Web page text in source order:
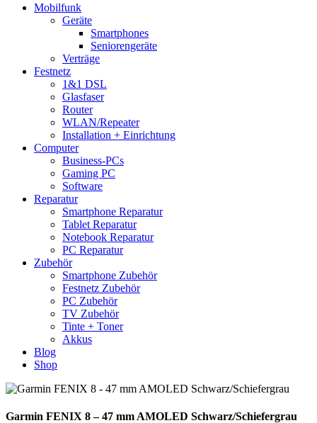
Mobilfunk
Geräte
Smartphones
Seniorengeräte
Verträge
Festnetz
1&1 DSL
Glasfaser
Router
WLAN/Repeater
Installation + Einrichtung
Computer
Business-PCs
Gaming PC
Software
Reparatur
Smartphone Reparatur
Tablet Reparatur
Notebook Reparatur
PC Reparatur
Zubehör
Smartphone Zubehör
Festnetz Zubehör
PC Zubehör
TV Zubehör
Tinte + Toner
Akkus
Blog
Shop
Garmin FENIX 8 – 47 mm AMOLED Schwarz/Schiefergrau